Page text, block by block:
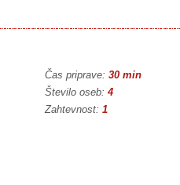
Čas priprave: 30 min
Število oseb: 4
Zahtevnost: 1